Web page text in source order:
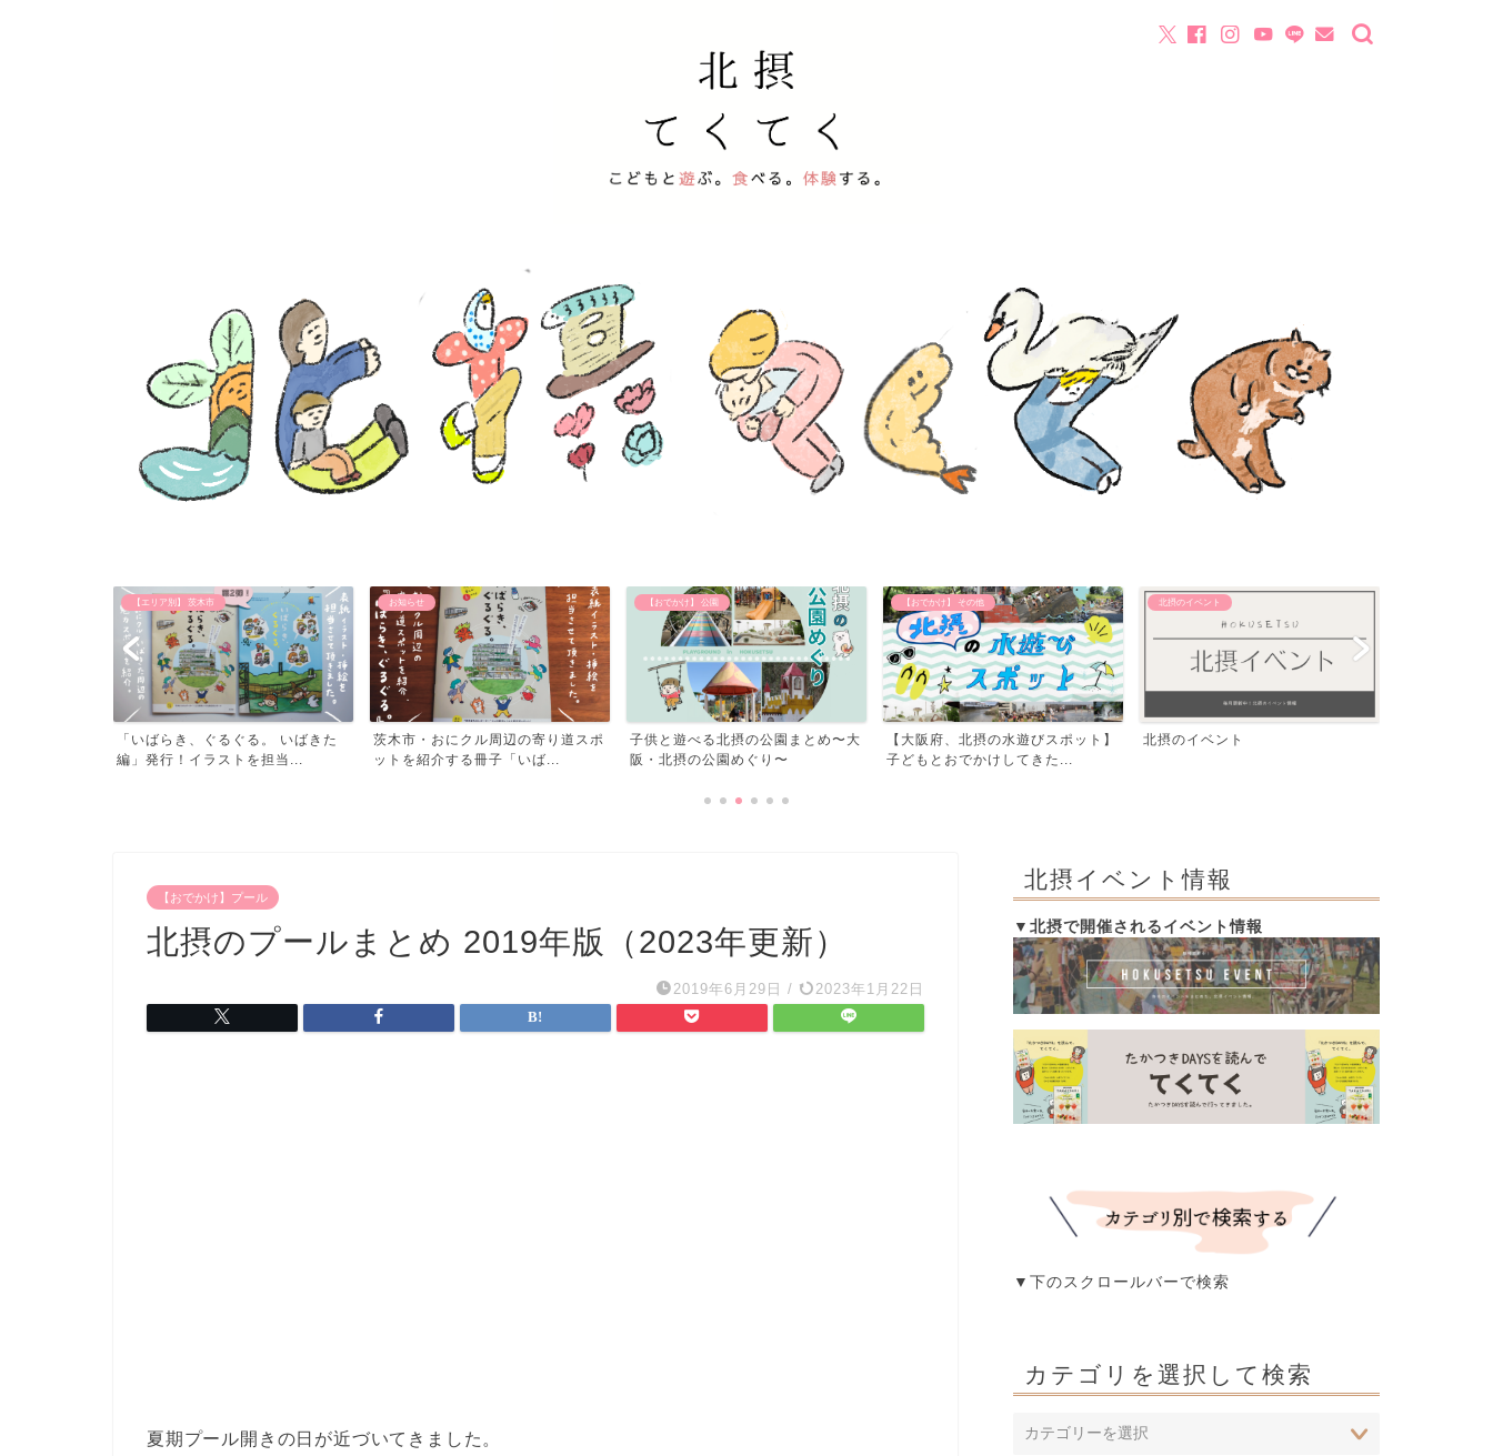
お知らせ
茨木市・おにクル周辺の寄り道スポ
ットを紹介する冊子「いば...
【おでかけ】 公園
子供と遊べる北摂の公園まとめ〜大
阪・北摂の公園めぐり〜
【おでかけ】 その他
【大阪府、北摂の水遊びスポット】
子どもとおでかけしてきた...
北摂のイベント
北摂のイベント
【おでかけ】 その他
飛行機が間近で見える！豊中つばさ
【おでかけ】プール
北摂のプールまとめ 2019年版（2023年更新）
2019年6月29日 / 2023年1月22日
夏期プール開きの日が近づいてきました。
北摂イベント情報
▼北摂で開催されるイベント情報
▼下のスクロールバーで検索
カテゴリを選択して検索